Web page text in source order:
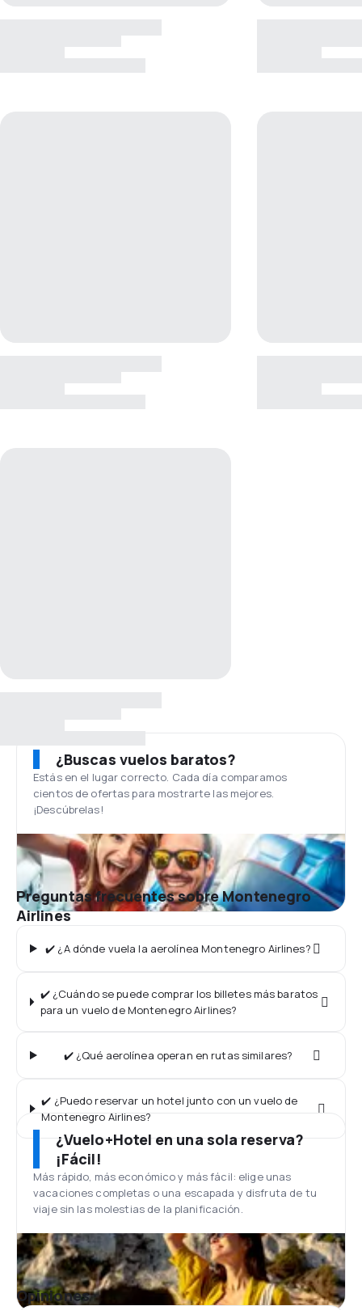
¿Buscas vuelos baratos?
Estás en el lugar correcto. Cada día comparamos
cientos de ofertas para mostrarte las mejores.
¡Descúbrelas!
Preguntas frecuentes sobre Montenegro
Airlines
✔️ ¿A dónde vuela la aerolínea Montenegro Airlines?
✔️ ¿Cuándo se puede comprar los billetes más baratos
para un vuelo de Montenegro Airlines?
✔️ ¿Qué aerolínea operan en rutas similares?
✔️ ¿Puedo reservar un hotel junto con un vuelo de
Montenegro Airlines?
¿Vuelo+Hotel en una sola reserva?
¡Fácil!
Más rápido, más económico y más fácil: elige unas
vacaciones completas o una escapada y disfruta de tu
viaje sin las molestias de la planificación.
Opiniones